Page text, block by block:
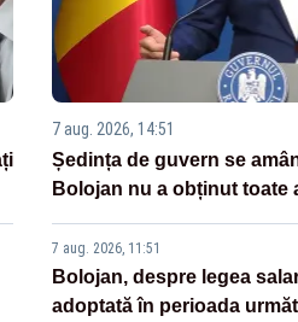
7 aug. 2026, 14:51
Ședința de guvern se
Bolojan nu a obținut toate
7 aug. 2026, 11:51
Bolojan, despre legea
adoptată în perioada